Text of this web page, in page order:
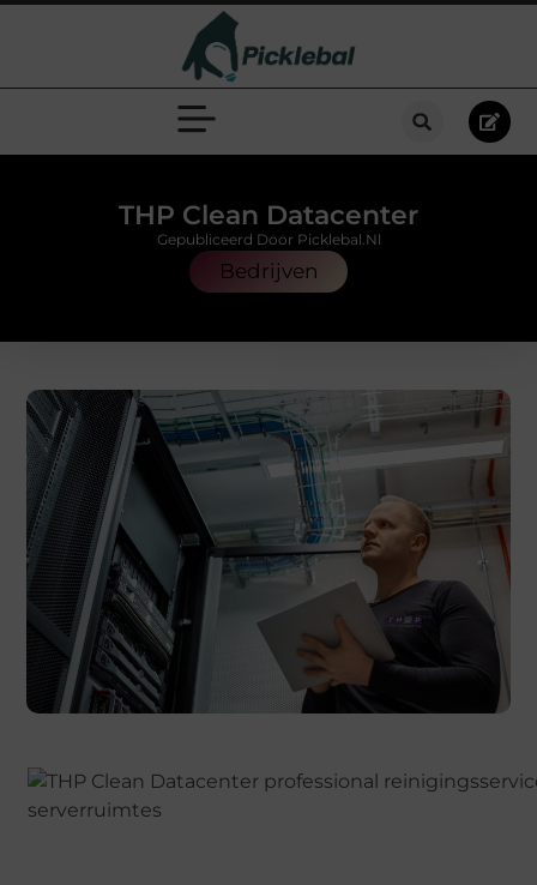
THP Clean Datacenter
Bedrijven
Gepubliceerd Door Picklebal.nl